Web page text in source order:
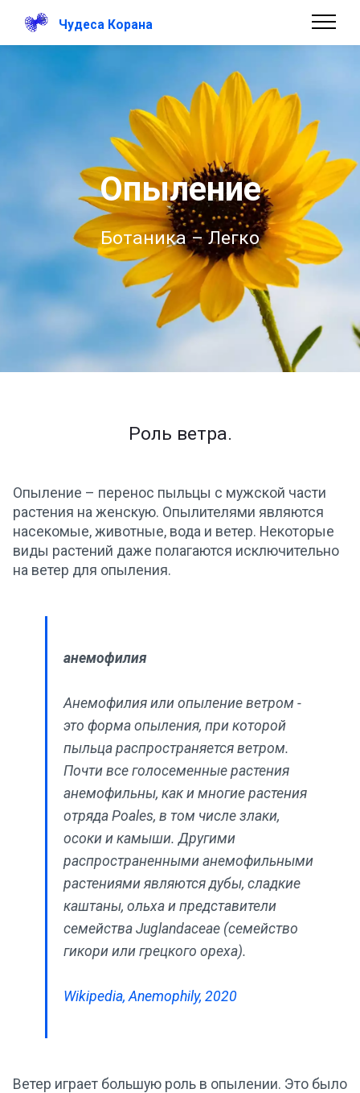
Чудеса Корана
Опыление
Ботаника – Легко
Роль ветра.
Опыление – перенос пыльцы с мужской части
растения на женскую. Опылителями являются
насекомые, животные, вода и ветер. Некоторые
виды растений даже полагаются исключительно
на ветер для опыления.
анемофилия
Анемофилия или опыление ветром -
это форма опыления, при которой
пыльца распространяется ветром.
Почти все голосеменные растения
анемофильны, как и многие растения
отряда Poales, в том числе злаки,
осоки и камыши. Другими
распространенными анемофильными
растениями являются дубы, сладкие
каштаны, ольха и представители
семейства Juglandaceae (семейство
гикори или грецкого ореха).
Wikipedia, Anemophily, 2020
Ветер играет большую роль в опылении. Это было